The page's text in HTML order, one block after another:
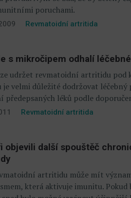
poruchami.
Revmatoidní artritida
s mikročipem odhalí
udržet revmatoidní artritidu
je velmi důležité dodržovat
předepsaných léků podle
Revmatoidní artritida
objevili další spouštěč
artritidu může mít
která aktivuje imunitu.